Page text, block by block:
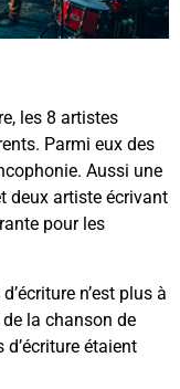
les 8 artistes
Parmi eux des
Aussi une
deux artiste écrivant
pour les
n’est plus à
la chanson de
étaient